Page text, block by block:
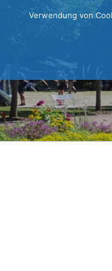
Zum
springen
Verwendung von